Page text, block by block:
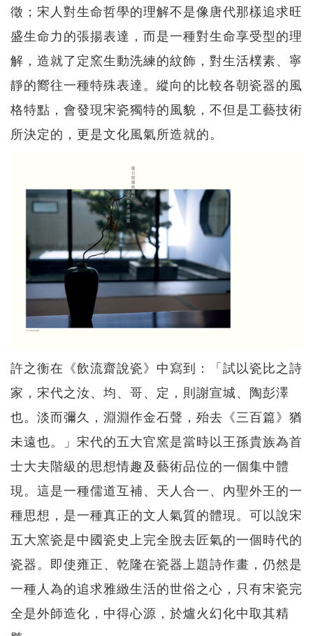
徵；宋人對生命哲學的理解不是像唐代那樣追求旺
盛生命力的張揚表達，而是一種對生命享受型的理
解，造就了定窯生動洗練的紋飾，對生活樸素、寧
靜的嚮往一種特殊表達。縱向的比較各朝瓷器的風
格特點，會發現宋瓷獨特的風貌，不但是工藝技術
所決定的，更是文化風氣所造就的。
許之衡在《飲流齋說瓷》中寫到：「試以瓷比之詩
家，宋代之汝、均、哥、定，則謝宣城、陶彭澤
也。淡而彌久，淵淵作金石聲，殆去《三百篇》猶
未遠也。」宋代的五大官窯是當時以王孫貴族為首
士大夫階級的思想情趣及藝術品位的一個集中體
現。這是一種儒道互補、天人合一、內聖外王的一
種思想，是一種真正的文人氣質的體現。可以說宋
五大窯瓷是中國瓷史上完全脫去匠氣的一個時代的
瓷器。即使雍正、乾隆在瓷器上題詩作畫，仍然是
一種人為的追求雅緻生活的世俗之心，只有宋瓷完
全是外師造化，中得心源，於爐火幻化中取其精